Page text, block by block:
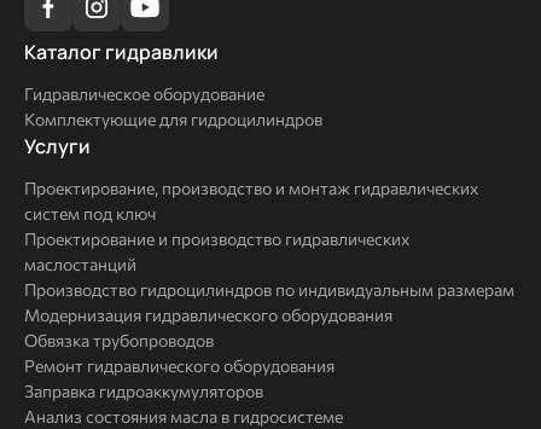
Каталог
Каталог гидравлики
Гидравлическое оборудование
Комплектующие для гидроцилиндров
Услуги
Услуги
Проектирование, производство и монтаж гидравлических
систем под ключ
Проектирование и производство гидравлических
маслостанций
Производство гидроцилиндров по индивидуальным размерам
Модернизация гидравлического оборудования
Обвязка трубопроводов
Ремонт гидравлического оборудования
Заправка гидроаккумуляторов
Анализ состояния масла в гидросистеме